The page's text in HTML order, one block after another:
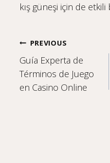
kış güneşi için de
Post
navigation
PREVIOUS
Guía Experta de
Términos de Juego
en Casino Online